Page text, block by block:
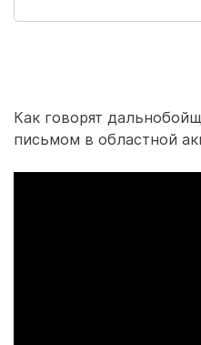
Как говорят
письмом в областной